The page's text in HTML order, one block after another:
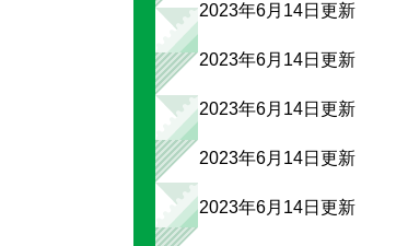
2023年6月14日更新
2023年6月14日更新
2023年6月14日更新
2023年6月14日更新
2023年6月14日更新